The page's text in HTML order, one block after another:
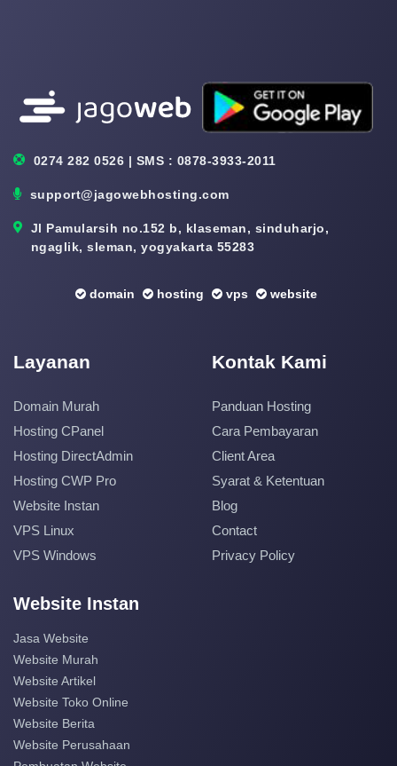
0274 282 0526 | SMS : 0878-3933-2011
support@jagowebhosting.com
Jl Pamularsih no.152 b, klaseman, sinduharjo,
ngaglik, sleman, yogyakarta 55283
domain hosting vps website
Layanan
Domain Murah
Hosting CPanel
Hosting DirectAdmin
Hosting CWP Pro
Website Instan
VPS Linux
VPS Windows
Kontak Kami
Panduan Hosting
Cara Pembayaran
Client Area
Syarat & Ketentuan
Blog
Contact
Privacy Policy
Website Instan
Jasa Website
Website Murah
Website Artikel
Website Toko Online
Website Berita
Website Perusahaan